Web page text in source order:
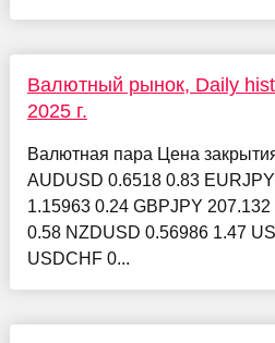
Валютный рынок, Daily
2025 г.
Валютная пара Цена
AUDUSD 0.6518 0.83
1.15963 0.24 GBPJPY
0.58 NZDUSD 0.56986 1.47
USDCHF 0...